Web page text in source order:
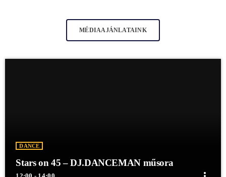
MÉDIAAJÁNLATAINK
DANCE
Stars on 45 – DJ.DANCEMAN műsora